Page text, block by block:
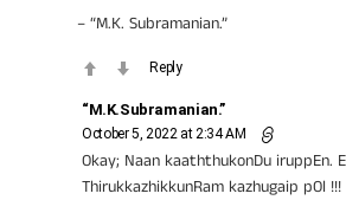
– “M.K. Subramanian.”
Reply
“M.K.Subramanian.”
October 5, 2022 at 2:34 AM
Okay; Naan kaaththukonDu iruppEn.
ThirukkazhikkunRam kazhugaip pOl !!!